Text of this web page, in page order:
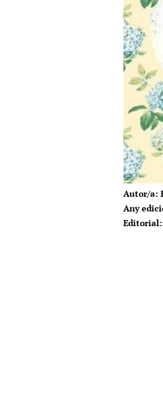
Autor/a:
Any